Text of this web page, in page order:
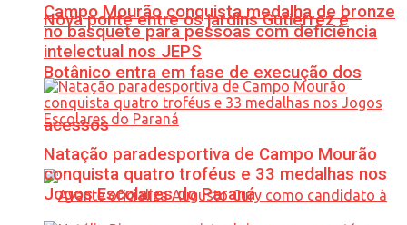
Nova ponte entre os jardins Gutierrez e
Botânico entra em fase de execução dos
acessos
Campo Mourão conquista medalha de bronze
no basquete para pessoas com deficiência
intelectual nos JEPS
Natação paradesportiva de Campo Mourão
conquista quatro troféus e 33 medalhas nos
Jogos Escolares do Paraná